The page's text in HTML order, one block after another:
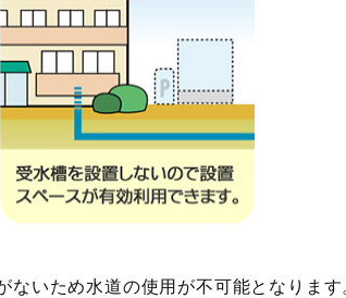
いため水道の使用が不可能となります